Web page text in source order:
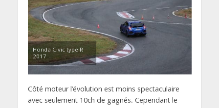
Honda Civic type R
2017
Côté moteur l’évolution est moins spectaculaire
avec seulement 10ch de gagnés. Cependant le